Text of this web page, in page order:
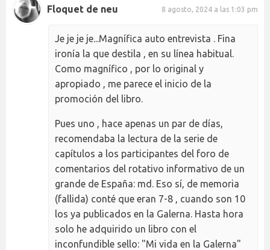
Floquet de neu 8 agosto, 2024 a las 1:03 pm
Je je je je...Magnífica auto entrevista . Fina
ironía la que destila , en su línea habitual.
Como magnífico , por lo original y
apropiado , me parece el inicio de la
promoción del libro.
Pues uno , hace apenas un par de días,
recomendaba la lectura de la serie de
capítulos a los participantes del foro de
comentarios del rotativo informativo de un
grande de España: md. Eso sí, de memoria
(fallida) conté que eran 7-8 , cuando son 10
los ya publicados en la Galerna. Hasta hora
solo he adquirido un libro con el
inconfundible sello: "Mi vida en la Galerna"